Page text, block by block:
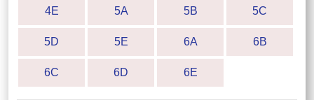
4E 5A 5B 5C
5D 5E 6A 6B
6C 6D 6E